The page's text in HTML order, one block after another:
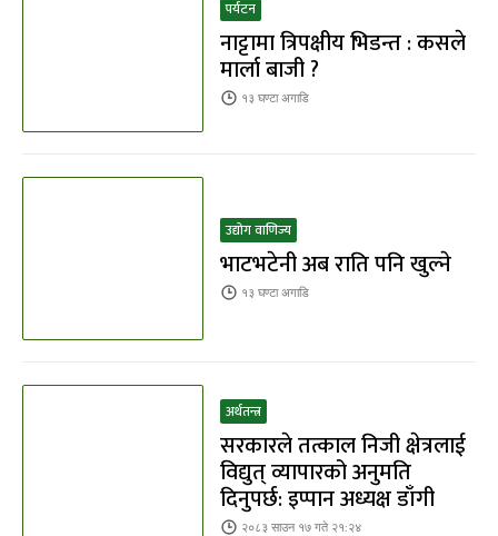
पर्यटन
नाट्टामा त्रिपक्षीय भिडन्त : कसले
मार्ला बाजी ?
१३ घण्टाअगाडि
उद्योग वाणिज्य
भाटभटेनी अब राति पनि खुल्ने
१३ घण्टाअगाडि
अर्थतन्त्र
सरकारले तत्काल निजी क्षेत्रलाई
विद्युत् व्यापारको अनुमति
दिनुपर्छ: इप्पान अध्यक्ष डाँगी
२०८३ साउन १७ गते २१:२४